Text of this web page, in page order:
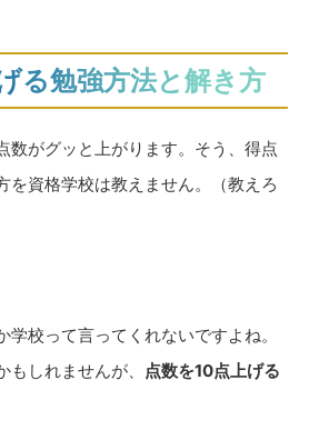
る勉強方法と解き方
数がグッと上がります。そう、得点
を資格学校は教えません。（教えろ
学校って言ってくれないですよね。
しれませんが、
点数を10点上げる